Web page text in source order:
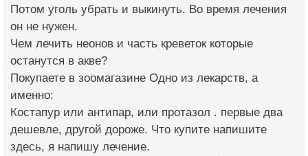
Потом уголь убрать и выкинуть. Во время лечения
он не нужен.
Чем лечить неонов и часть креветок которые
останутся в акве?
Покупаете в зоомагазине Одно из лекарств, а
именно:
Костапур или антипар, или протазол . первые два
дешевле, другой дороже. Что купите напишите
здесь, я напишу лечение.